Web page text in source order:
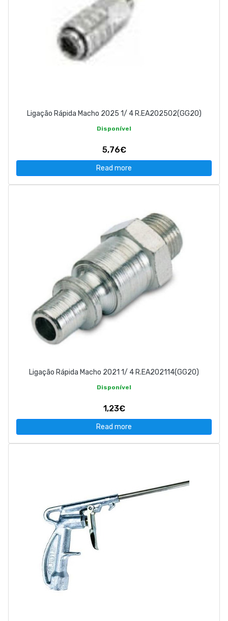
Ligação Rápida Macho 2025 1/ 4 R.EA202502(GG20)
Disponível
5,76€
Read more
Ligação Rápida Macho 2021 1/ 4 R.EA202114(GG20)
Disponível
1,23€
Read more